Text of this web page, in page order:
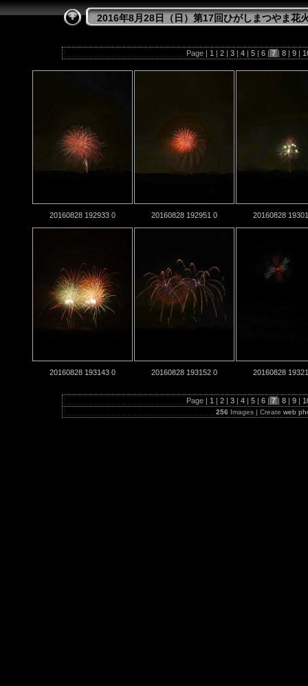
2016年8月28日（日）第17回ひがしまつやま花
Page | 1 | 2 | 3 | 4 | 5 | 6 | 7 | 8 | 9 |
20160828 192933 0 20160828 192951 0 20160828
20160828 193143 0 20160828 193152 0 20160828
Page | 1 | 2 | 3 | 4 | 5 | 6 | 7 | 8 | 9 |
256 Images | Create web